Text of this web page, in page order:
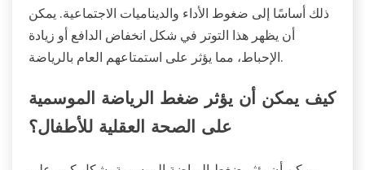
ذلك أساسًا إلى ضغوط الأداء والديناميات الاجتماعية. يمكن
أن يظهر هذا التوتر في شكل انخفاض الدافع أو زيادة
الإحباط، مما يؤثر على استمتاعهم العام بالرياضة.
كيف يمكن أن يؤثر ضغط الرياضة الموسمية
على الصحة العقلية للأطفال؟